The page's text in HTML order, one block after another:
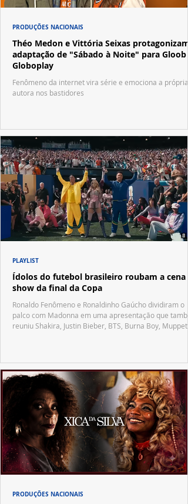
Théo Medon e Vittória Seixas protagonizam
adaptação de "Sábado à Noite" para Gloob e
Globoplay
Fenômeno da internet vira série e emociona a própria
autora nos bastidores
PRODUÇÕES NACIONAIS
Ídolos do futebol brasileiro roubam a cena
show da final da Copa
Ronaldo Fenômeno e Ronaldinho Gaúcho dividiram o
palco com Madonna em uma apresentação que
reuniu Shakira, Justin Bieber, BTS, Burna Boy, Muppets,
PLAYLIST
PRODUÇÕES NACIONAIS